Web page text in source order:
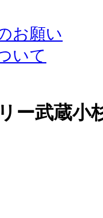
お願い
いて
ー武蔵